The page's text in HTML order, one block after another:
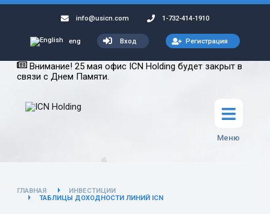
info@usicn.com 1-732-414-1910
eng Вход Регистрация
Внимание! 25 мая офис ICN Holding будет закрыт в
связи с Днем Памяти.
Меню
ГЛАВНАЯ
ИНВЕСТИЦИИ
ТАБЛИЦЫ ДОХОДНОСТИ ЛИНИЙ ICN